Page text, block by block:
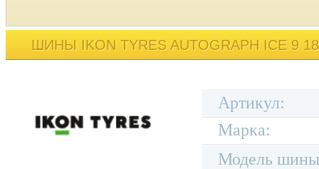
ШИНЫ IKON TYRES AUTOGRAPH ICE 9
Артикул:
Марка:
Модель